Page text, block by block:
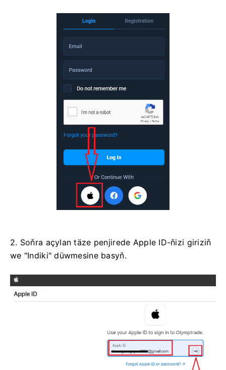
2. Soňra açylan täze penjirede Apple ID-ňizi giriziň
we "Indiki" düwmesine basyň.